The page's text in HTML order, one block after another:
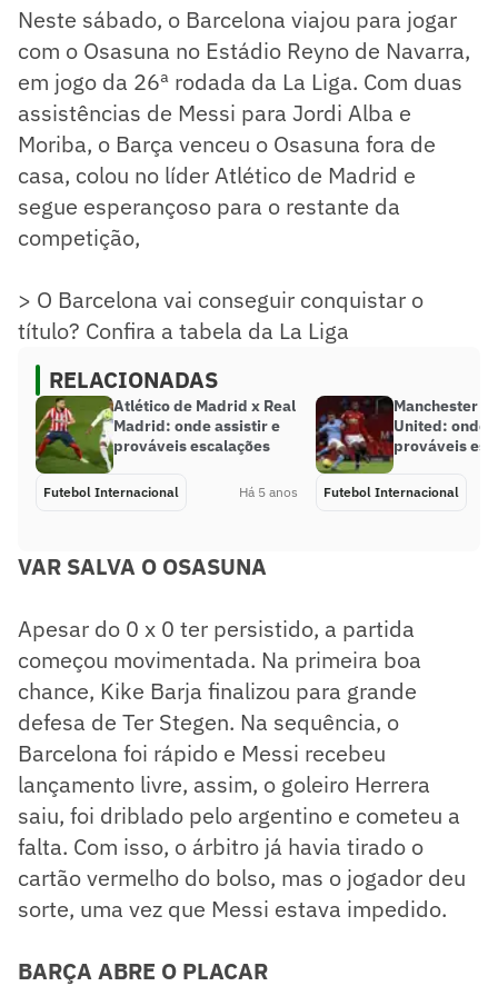
Neste sábado, o Barcelona viajou para jogar
com o Osasuna no Estádio Reyno de Navarra,
em jogo da 26ª rodada da La Liga. Com duas
assistências de Messi para Jordi Alba e
Moriba, o Barça venceu o Osasuna fora de
casa, colou no líder Atlético de Madrid e
segue esperançoso para o restante da
competição,
> O Barcelona vai conseguir conquistar o
título? Confira a tabela da La Liga
RELACIONADAS
Atlético de Madrid x Real
Madrid: onde assistir e
prováveis escalações
Futebol Internacional Há 5 anos
Manchester
United: onde
prováveis
Futebol Internacional
VAR SALVA O OSASUNA
Apesar do 0 x 0 ter persistido, a partida
começou movimentada. Na primeira boa
chance, Kike Barja finalizou para grande
defesa de Ter Stegen. Na sequência, o
Barcelona foi rápido e Messi recebeu
lançamento livre, assim, o goleiro Herrera
saiu, foi driblado pelo argentino e cometeu a
falta. Com isso, o árbitro já havia tirado o
cartão vermelho do bolso, mas o jogador deu
sorte, uma vez que Messi estava impedido.
BARÇA ABRE O PLACAR